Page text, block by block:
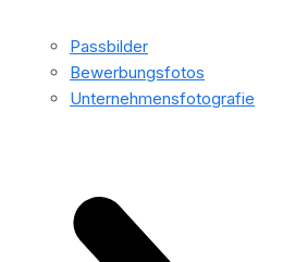
Passbilder
Bewerbungsfotos
Unternehmensfotografie